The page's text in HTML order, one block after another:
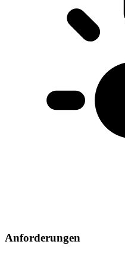
Anforderungen